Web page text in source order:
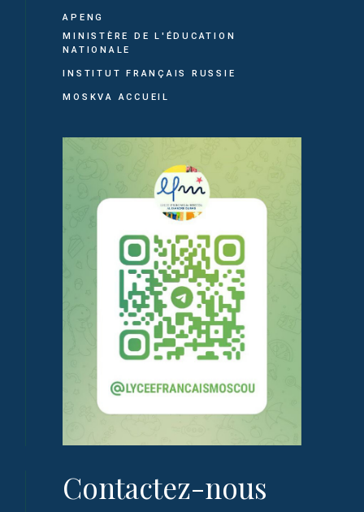
APENG
MINISTÈRE DE L'ÉDUCATION
NATIONALE
INSTITUT FRANÇAIS RUSSIE
MOSKVA ACCUEIL
Contactez-nous